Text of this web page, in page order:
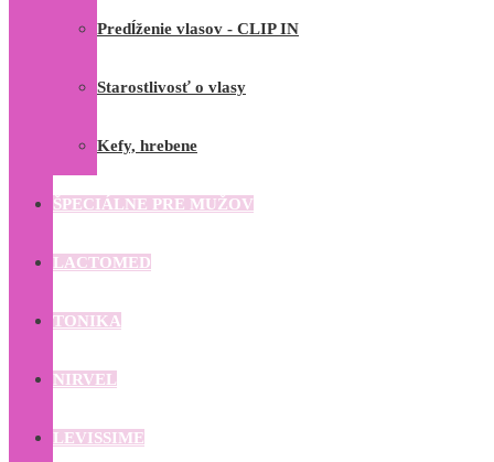
Predĺženie vlasov - CLIP IN
Starostlivosť o vlasy
Kefy, hrebene
ŠPECIÁLNE PRE MUŽOV
LACTOMED
TONIKA
NIRVEL
LEVISSIME